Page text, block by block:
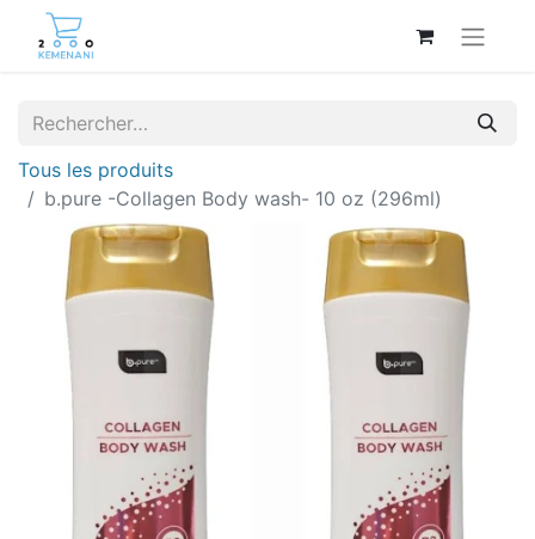
Tous les produits
b.pure -Collagen Body wash- 10 oz (296ml)